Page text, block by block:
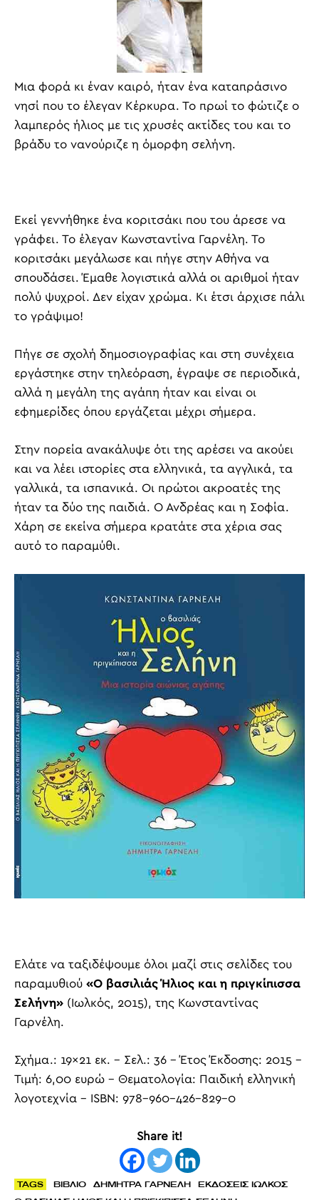
Μια φορά κι έναν καιρό, ήταν ένα καταπράσινο
νησί που το έλεγαν Κέρκυρα. Το πρωί το φώτιζε ο
λαμπερός ήλιος με τις χρυσές ακτίδες του και το
βράδυ το νανούριζε η όμορφη σελήνη.
Εκεί γεννήθηκε ένα κοριτσάκι που του άρεσε να
γράφει. Το έλεγαν Κωνσταντίνα Γαρνέλη. Το
κοριτσάκι μεγάλωσε και πήγε στην Αθήνα να
σπουδάσει. Έμαθε λογιστικά αλλά οι αριθμοί ήταν
πολύ ψυχροί. Δεν είχαν χρώμα. Κι έτσι άρχισε πάλι
το γράψιμο!
Πήγε σε σχολή δημοσιογραφίας και στη συνέχεια
εργάστηκε στην τηλεόραση, έγραψε σε περιοδικά,
αλλά η μεγάλη της αγάπη ήταν και είναι οι
εφημερίδες όπου εργάζεται μέχρι σήμερα.
Στην πορεία ανακάλυψε ότι της αρέσει να ακούει
και να λέει ιστορίες στα ελληνικά, τα αγγλικά, τα
γαλλικά, τα ισπανικά. Οι πρώτοι ακροατές της
ήταν τα δύο της παιδιά. Ο Ανδρέας και η Σοφία.
Χάρη σε εκείνα σήμερα κρατάτε στα χέρια σας
αυτό το παραμύθι.
Ελάτε να ταξιδέψουμε όλοι μαζί στις σελίδες του
παραμυθιού «Ο βασιλιάς Ήλιος και η πριγκίπισσα
Σελήνη» (Ιωλκός, 2015), της Κωνσταντίνας
Γαρνέλη.
Σχήμα.: 19×21 εκ. – Σελ.: 36 – Έτος Έκδοσης: 2015 –
Τιμή: 6,00 ευρώ – Θεματολογία: Παιδική ελληνική
λογοτεχνία – ΙSBN: 978-960-426-829-0
Share it!
TAGS ΒΙΒΛΙΟ ΔΗΜΗΤΡΑ ΓΑΡΝΕΛΗ
ΕΚΔΟΣΕΙΣ ΙΩΛΚΟΣ